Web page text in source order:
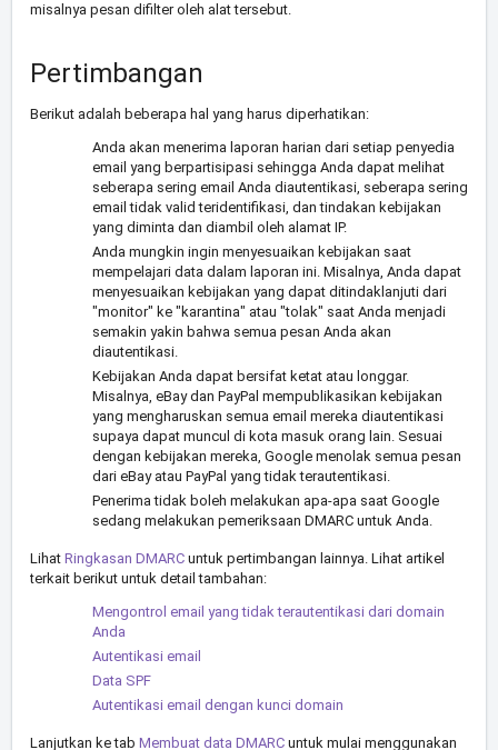
misalnya pesan difilter oleh alat tersebut.
Pertimbangan
Berikut adalah beberapa hal yang harus diperhatikan:
Anda akan menerima laporan harian dari setiap penyedia
email yang berpartisipasi sehingga Anda dapat melihat
seberapa sering email Anda diautentikasi, seberapa sering
email tidak valid teridentifikasi, dan tindakan kebijakan
yang diminta dan diambil oleh alamat IP.
Anda mungkin ingin menyesuaikan kebijakan saat
mempelajari data dalam laporan ini. Misalnya, Anda dapat
menyesuaikan kebijakan yang dapat ditindaklanjuti dari
"monitor" ke "karantina" atau "tolak" saat Anda menjadi
semakin yakin bahwa semua pesan Anda akan
diautentikasi.
Kebijakan Anda dapat bersifat ketat atau longgar.
Misalnya, eBay dan PayPal mempublikasikan kebijakan
yang mengharuskan semua email mereka diautentikasi
supaya dapat muncul di kota masuk orang lain. Sesuai
dengan kebijakan mereka, Google menolak semua pesan
dari eBay atau PayPal yang tidak terautentikasi.
Penerima tidak boleh melakukan apa-apa saat Google
sedang melakukan pemeriksaan DMARC untuk Anda.
Lihat Ringkasan DMARC untuk pertimbangan lainnya. Lihat artikel
terkait berikut untuk detail tambahan:
Mengontrol email yang tidak terautentikasi dari domain
Anda
Autentikasi email
Data SPF
Autentikasi email dengan kunci domain
Lanjutkan ke tab Membuat data DMARC untuk mulai menggunakan